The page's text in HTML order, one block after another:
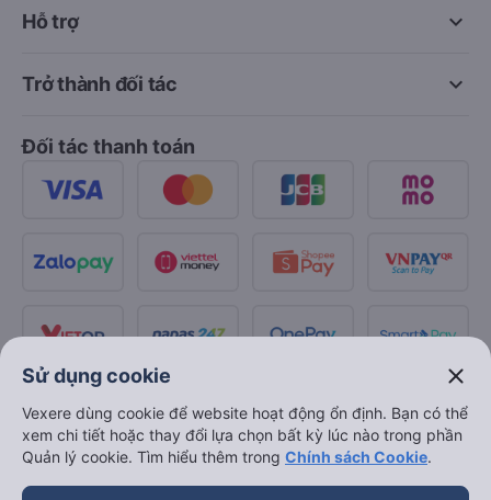
keyboard_arrow_down
Hỗ trợ
keyboard_arrow_down
Trở thành đối tác
Đối tác thanh toán
Sử dụng cookie close
Vexere dùng cookie để website hoạt động ổn định. Bạn có thể
xem chi tiết hoặc thay đổi lựa chọn bất kỳ lúc nào trong phần
Quản lý cookie. Tìm hiểu thêm trong Chính sách Cookie.